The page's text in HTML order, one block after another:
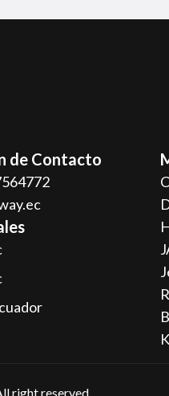
de Contacto
right reserved